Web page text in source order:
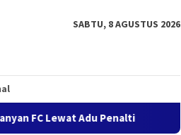
SABTU, 8 AGUSTUS 2026
FC Lewat Adu Penalti